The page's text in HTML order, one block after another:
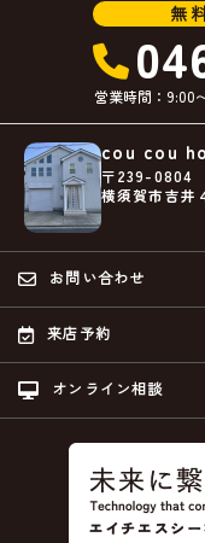
無
営業時間：9:00
cou cou
〒239-0804
横須賀市吉井
お問い合わせ
来店予約
オンライン相談